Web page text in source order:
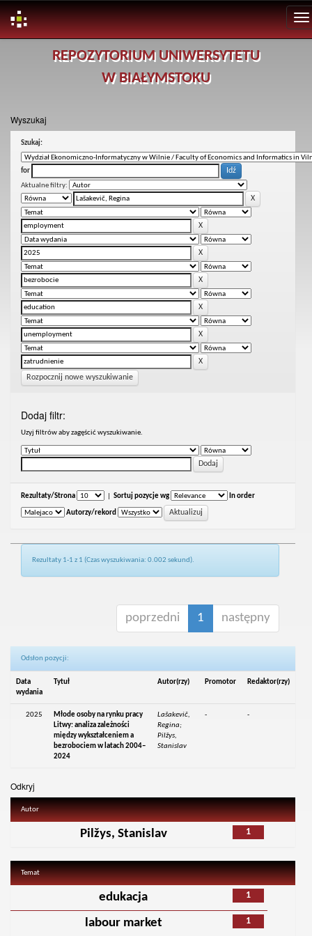
REPOZYTORIUM UNIWERSYTETU
W BIAŁYMSTOKU
Wyszukaj
Szukaj:
for
Aktualne filtry:
Rozpocznij nowe wyszukiwanie
Dodaj filtr:
Uzyj filtrów aby zagęścić wyszukiwanie.
Rezultaty/Strona Sortuj pozycje wg In order
Autorzy/rekord
Rezultaty 1-1 z 1 (Czas wyszukiwania: 0.002 sekund).
poprzedni 1 następny
Odsłon pozycji:
Data
wydania
Tytuł Autor(rzy) Promotor Redaktor(rzy)
2025
Młode osoby na rynku pracy
Litwy: analiza zależności
między wykształceniem a
bezrobociem w latach 2004–
2024
Lašakevič,
Regina;
Pilžys,
Stanislav
- -
Odkryj
Autor
1
Pilžys, Stanislav
Temat
1
edukacja
1
labour market